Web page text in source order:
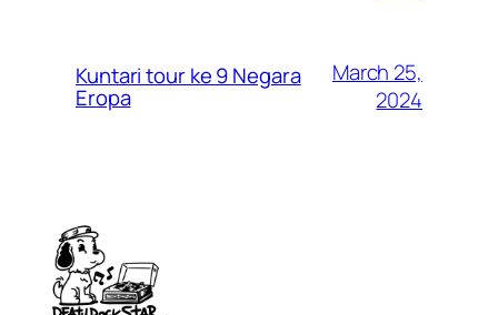
Kuntari tour ke 9 Negara
Eropa
March 25,
2024